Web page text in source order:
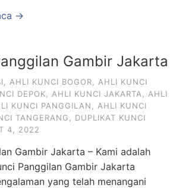
→
Gambir Jakarta
AHLI KUNCI BOGOR
AHLI KUNCI
DEPOK AHLI KUNCI JAKARTA
AHLI
KUNCI PANGGILAN
AHLI KUNCI
TANGERANG
DUPLIKAT KUNCI
4, 2022
Gambir Jakarta – Kami adalah
Panggilan Gambir Jakarta
yang telah menangani